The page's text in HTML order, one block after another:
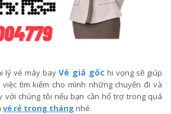
lý vé máy bay Vé giá gốc hi vọng sẽ giúp
tìm kiếm cho mình những chuyến đi và
với chúng tôi nếu bạn cần hổ trợ trong quá
vé rẻ trong tháng nhé.